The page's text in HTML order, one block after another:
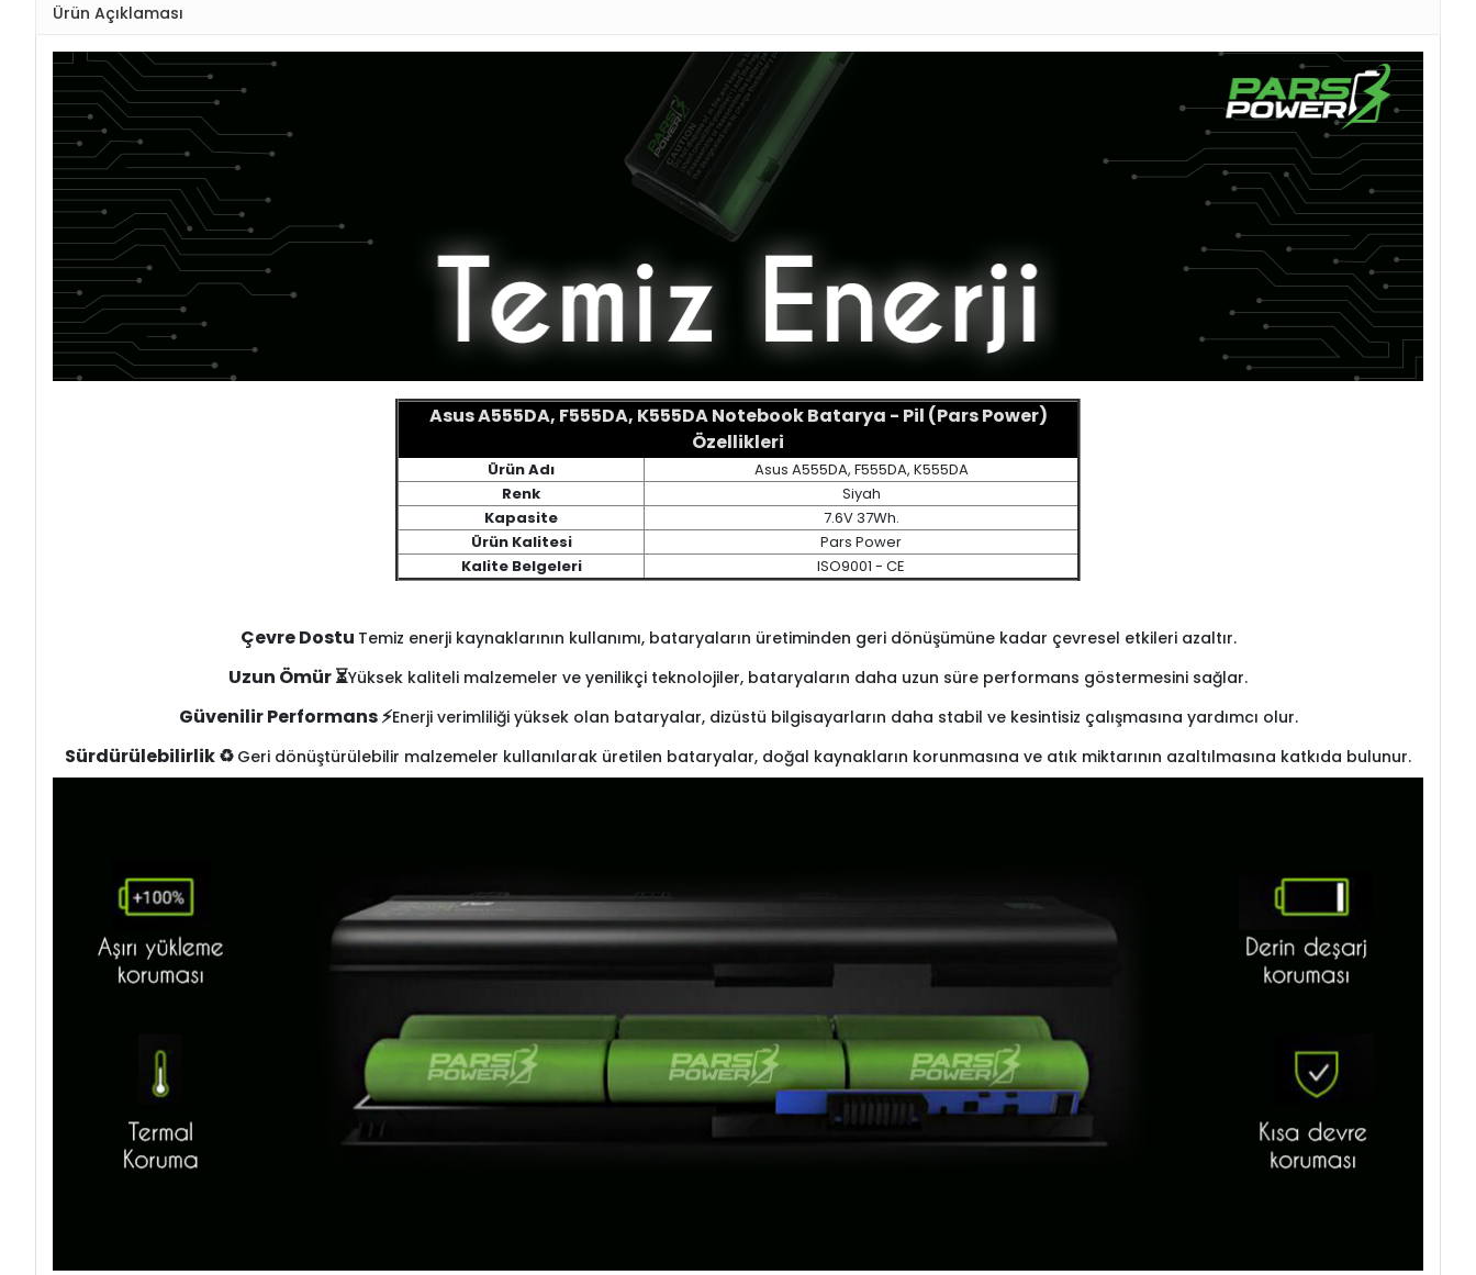
Ürün Açıklaması
Asus A555DA, F555DA, K555DA Notebook Batarya - Pil (Pars Power)
Özellikleri
Ürün Adı
Asus A555DA, F555DA, K555DA
Renk
Siyah
Kapasite
7.6V 37Wh.
Ürün Kalitesi
Pars Power
Kalite Belgeleri
ISO9001 - CE
Çevre Dostu Temiz enerji kaynaklarının kullanımı, bataryaların üretiminden geri dönüşümüne kadar çevresel etkileri azaltır.
Uzun Ömür ⏳Yüksek kaliteli malzemeler ve yenilikçi teknolojiler, bataryaların daha uzun süre performans göstermesini sağlar.
Güvenilir Performans ⚡Enerji verimliliği yüksek olan bataryalar, dizüstü bilgisayarların daha stabil ve kesintisiz çalışmasına yardımcı olur.
Sürdürülebilirlik ♻️ Geri dönüştürülebilir malzemeler kullanılarak üretilen bataryalar, doğal kaynakların korunmasına ve atık miktarının azaltılmasına katkıda bulunur.